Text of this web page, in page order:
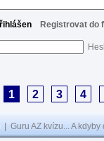
Registrovat do
1 2 3 4
Guru AZ kvízu... A